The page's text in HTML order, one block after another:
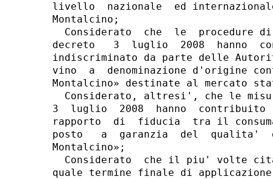
livello  nazionale  ed
Montalcino;
Considerato  che  le  procedure
decreto   3  luglio  2008  hanno
indiscriminato da parte delle
vino  a  denominazione d'origine
Montalcino» destinate al mercato
Considerato, altresi', che le
3  luglio  2008  hanno  contribuito
rapporto  di  fiducia  tra il
posto   a  garanzia  del  qualita'
Montalcino»;
Considerato  che il piu' volte
quale termine finale di